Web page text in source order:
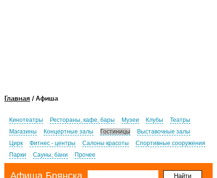
Главная / Афиша
Кинотеатры Рестораны, кафе, бары Музеи Клубы
Театры
Магазины
Концертные залы Гостиницы
Выставочные залы
Цирк
Фитнес - центры Салоны красоты
Спортивные сооружения
Парки
Сауны, бани Прочее
Афиша Брянска